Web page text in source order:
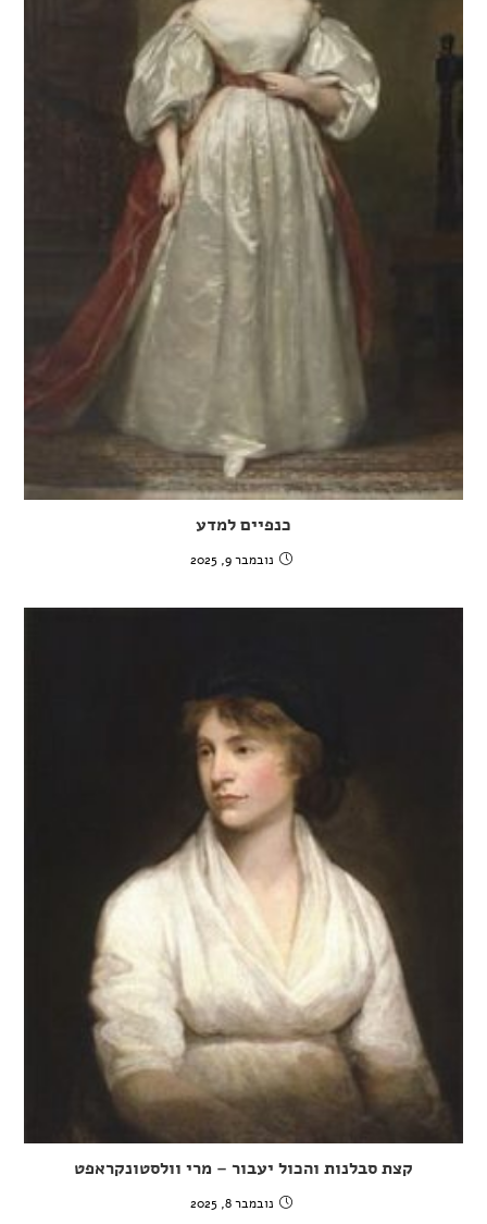
כנפיים למדע
נובמבר 9, 2025
קצת סבלנות והכול יעבור – מרי וולסטונקראפט
נובמבר 8, 2025